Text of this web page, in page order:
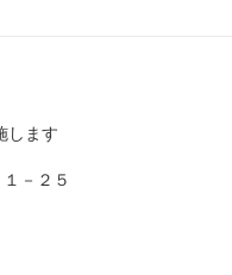
します
－２５